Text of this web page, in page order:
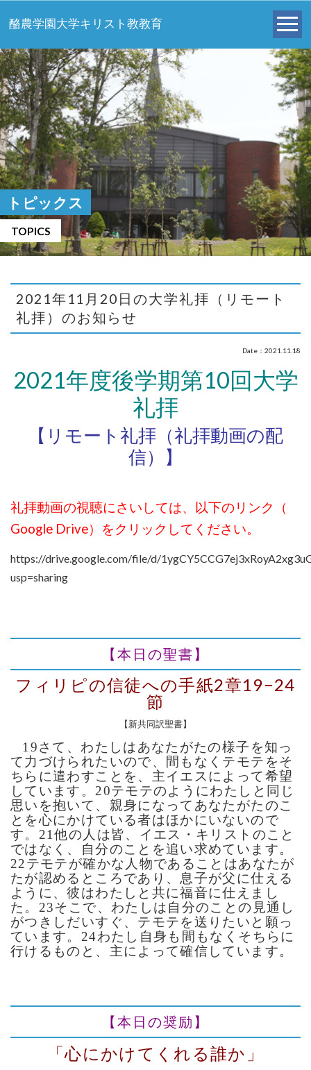
酪農学園大学キリスト教教育
トピックス
TOPICS
2021年11月20日の大学礼拝（リモート
礼拝）のお知らせ
Date：2021.11.18
2021年度後学期第10回大学
礼拝
【リモート礼拝（礼拝動画の配
信）】
礼拝動画の視聴にさいしては、以下のリンク（
Google Drive）をクリックしてください。
https://drive.google.com/file/d/
usp=sharing
【本日の聖書】
フィリピの信徒への手紙2章19−24
節
【新共同訳聖書】
19さて、わたしはあなたがたの様子を知っ
て力づけられたいので、間もなくテモテをそ
ちらに遣わすことを、主イエスによって希望
しています。20テモテのようにわたしと同じ
思いを抱いて、親身になってあなたがたのこ
とを心にかけている者はほかにいないので
す。21他の人は皆、イエス・キリストのこと
ではなく、自分のことを追い求めています。
22テモテが確かな人物であることはあなたが
たが認めるところであり、息子が父に仕える
ように、彼はわたしと共に福音に仕えまし
た。23そこで、わたしは自分のことの見通し
がつきしだいすぐ、テモテを送りたいと願っ
ています。24わたし自身も間もなくそちらに
行けるものと、主によって確信しています。
【本日の奨励】
「心にかけてくれる誰か」